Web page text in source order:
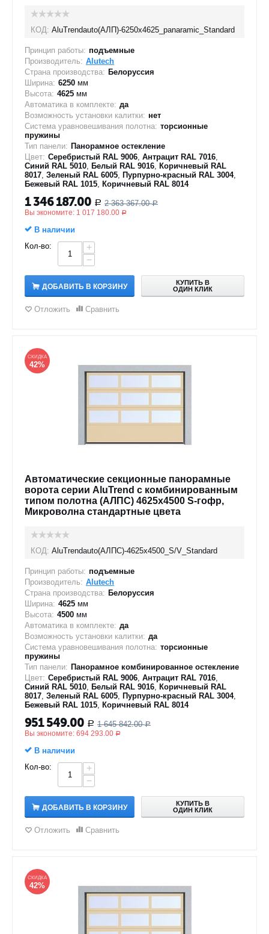
КОД: AluTrendauto(АЛП)-6250х4625_panaramic_Standard
Принцип работы: подъемные
Производитель: Alutech
Страна производства: Белоруссия
Ширина: 6250 мм
Высота: 4625 мм
Автоматика в комплекте: да
Возможность установки калитки: нет
Система уравновешивания полотна: торсионные
пружины
Тип панели: Панорамное остекление
Цвет: Серебристый RAL 9006, Антрацит RAL 7016,
Синий RAL 5010, Белый RAL 9016, Коричневый RAL
8017, Зеленый RAL 6005, Пурпурно-красный RAL 3004,
Бежевый RAL 1015, Коричневый RAL 8014
1 346 187.00 Р 2 363 367.00 Р
Вы экономите: 1 017 180.00 Р
В наличии
Кол-во:
+
−
ДОБАВИТЬ В КОРЗИНУ
КУПИТЬ В
ОДИН КЛИК
Отложить Сравнить
СКИДКА
42%
Автоматические секционные панорамные
ворота серии AluTrend с комбинированным
типом полотна (АЛПС) 4625х4500 S-гофр,
Микроволна стандартные цвета
КОД: AluTrendauto(АЛПС)-4625х4500_S/V_Standard
Принцип работы: подъемные
Производитель: Alutech
Страна производства: Белоруссия
Ширина: 4625 мм
Высота: 4500 мм
Автоматика в комплекте: да
Возможность установки калитки: да
Система уравновешивания полотна: торсионные
пружины
Тип панели: Панорамное комбинированное остекление
Цвет: Серебристый RAL 9006, Антрацит RAL 7016,
Синий RAL 5010, Белый RAL 9016, Коричневый RAL
8017, Зеленый RAL 6005, Пурпурно-красный RAL 3004,
Бежевый RAL 1015, Коричневый RAL 8014
951 549.00 Р 1 645 842.00 Р
Вы экономите: 694 293.00 Р
В наличии
Кол-во:
+
−
ДОБАВИТЬ В КОРЗИНУ
КУПИТЬ В
ОДИН КЛИК
Отложить Сравнить
СКИДКА
42%